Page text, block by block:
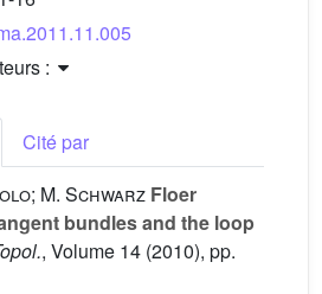
:
Cité par
M. Schwarz Floer
bundles and the loop
, Volume 14 (2010), pp.